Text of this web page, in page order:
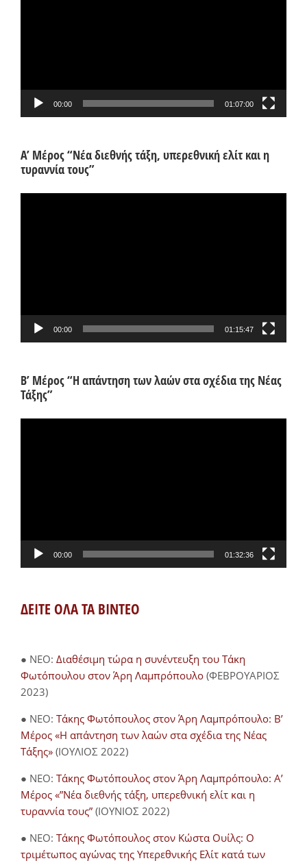
00:00 01:07:00
Α’ Μέρος “Νέα διεθνής τάξη, υπερεθνική ελίτ και η
τυραννία τους”
00:00 01:15:47
Β’ Μέρος “Η απάντηση των λαών στα σχέδια της Νέας
Τάξης”
00:00 01:32:36
ΔΕΙΤΕ ΟΛΑ ΤΑ ΒΙΝΤΕΟ
● NEO: Διαθέσιμη τώρα η συνέντευξη του Τάκη
Φωτόπουλου στον Άρη Λαμπρόπουλο (ΦΕΒΡΟΥΑΡΙΟΣ
2023)
● NEO: Τάκης Φωτόπουλος στον Άρη Λαμπρόπουλο: Β’
Μέρος «Η απάντηση των λαών στα σχέδια της Νέας
Τάξης» (ΙΟΥΛΙΟΣ 2022)
● NEO: Τάκης Φωτόπουλος στον Άρη Λαμπρόπουλο: Α’
Μέρος «”Νέα διεθνής τάξη, υπερεθνική ελίτ και η
τυραννία τους” (ΙΟΥΝΙΟΣ 2022)
● NEO: Τάκης Φωτόπουλος στον Κώστα Ουίλς: Ο
τριμέτωπος αγώνας της Υπερεθνικής Ελίτ κατά των